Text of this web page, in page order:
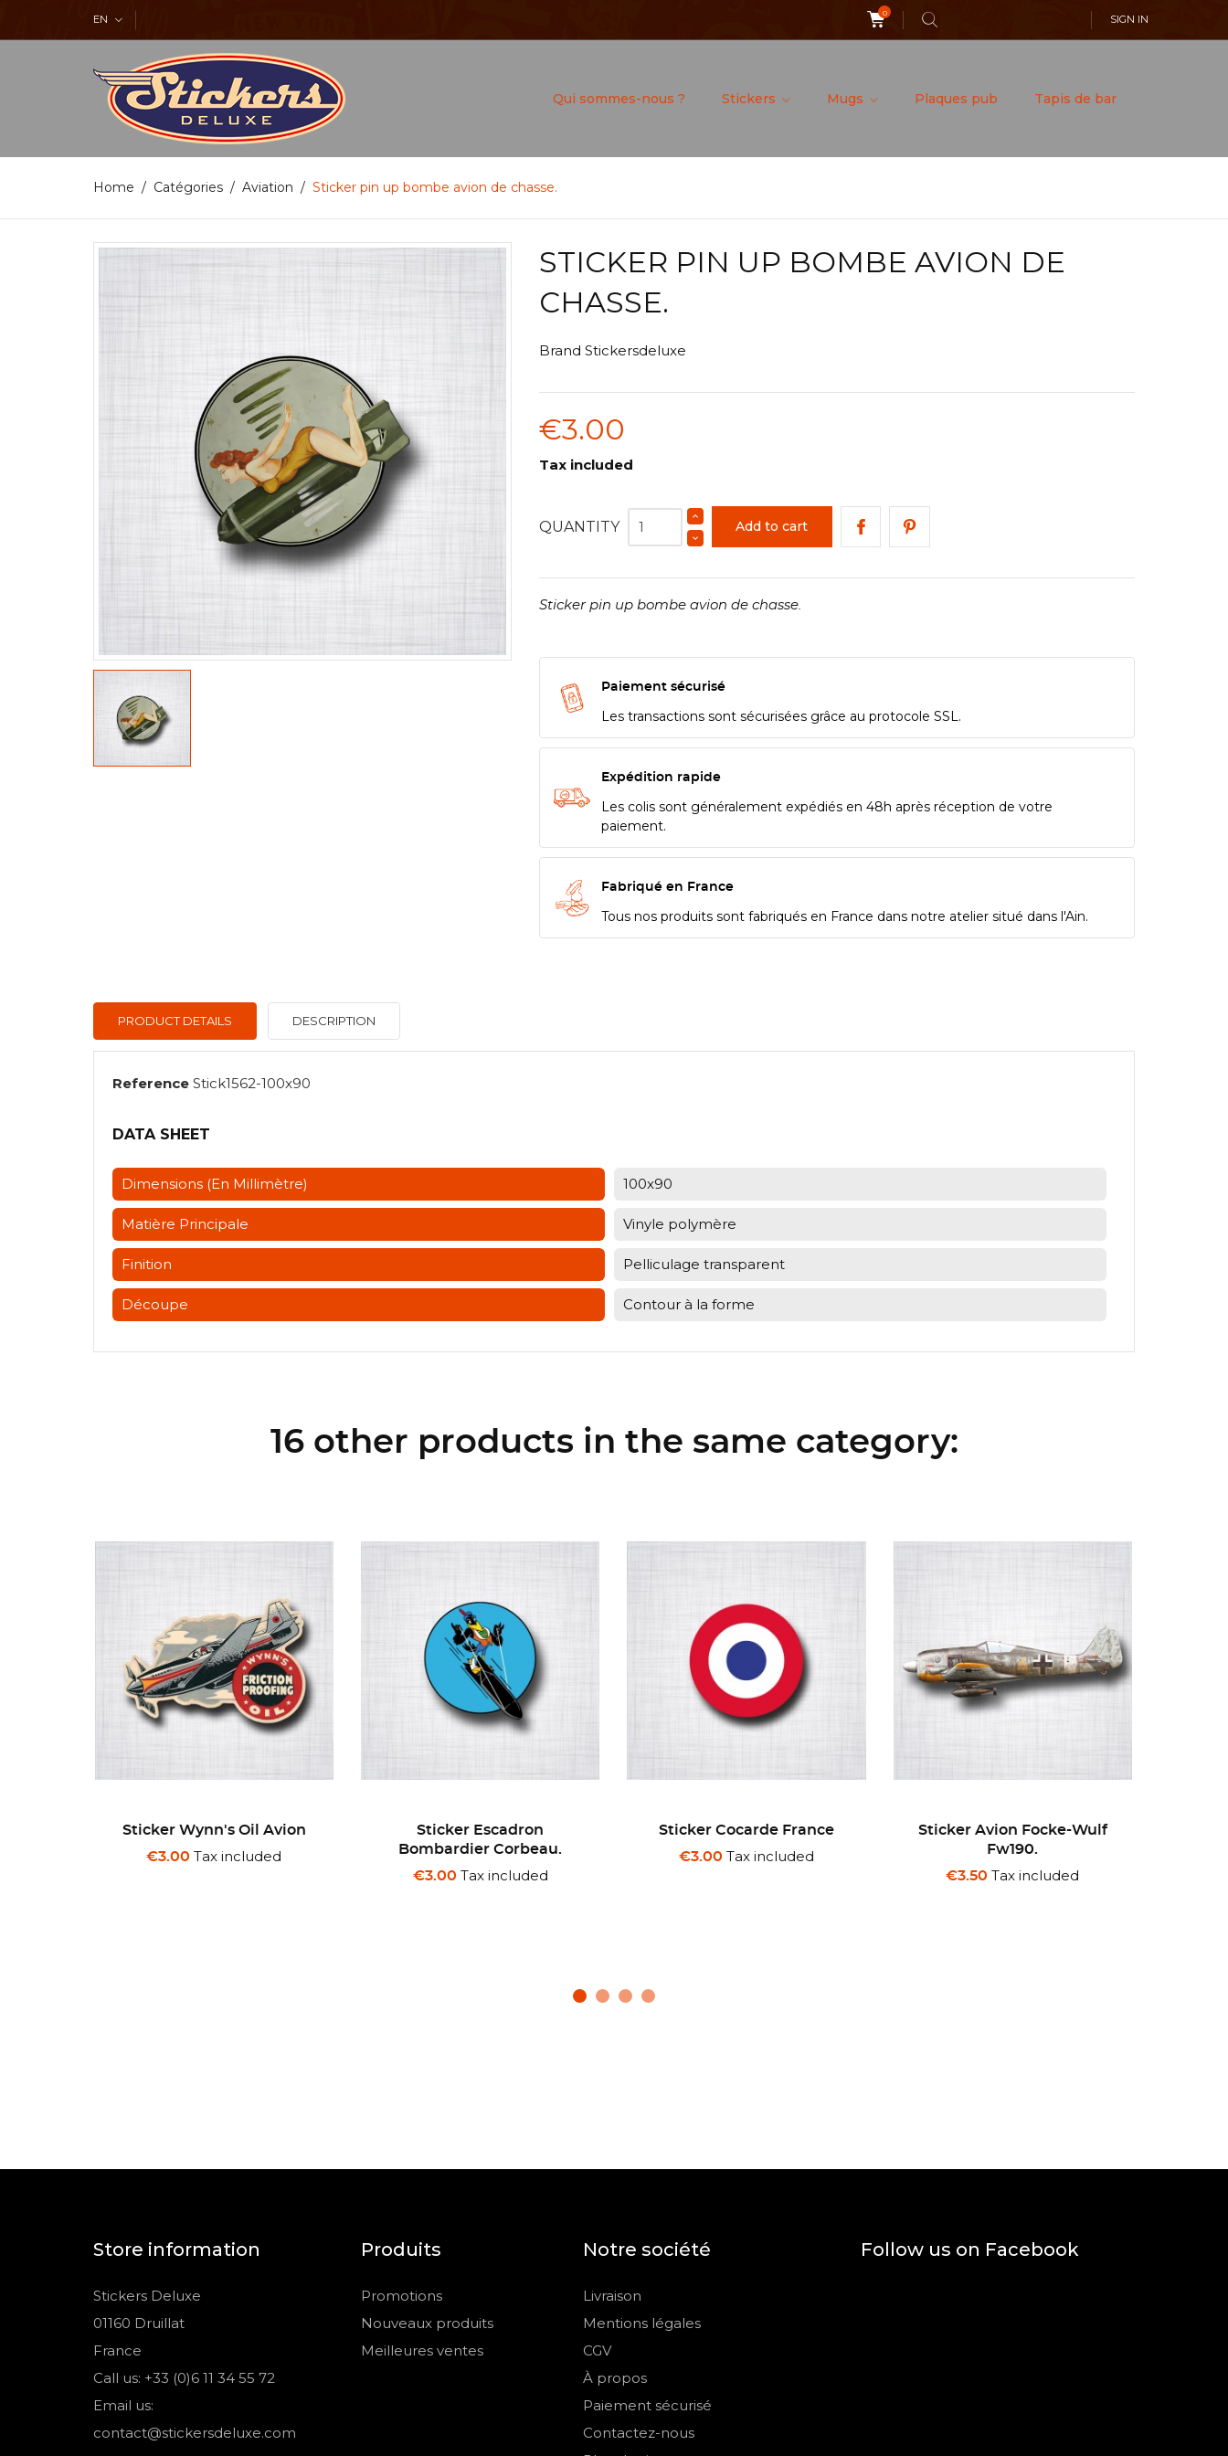
EN 0 SIGN IN
Qui sommes-nous ? Stickers Mugs Plaques pub Tapis de bar
Home Catégories Aviation Sticker pin up bombe avion de chasse.
STICKER PIN UP BOMBE AVION DE
CHASSE.
Brand Stickersdeluxe
€3.00
Tax included
QUANTITY Add to cart
Sticker pin up bombe avion de chasse.
Paiement sécurisé
Les transactions sont sécurisées grâce au protocole SSL.
Expédition rapide
Les colis sont généralement expédiés en 48h après réception de votre
paiement.
Fabriqué en France
Tous nos produits sont fabriqués en France dans notre atelier situé dans l'Ain.
PRODUCT DETAILS DESCRIPTION
Reference Stick1562-100x90
DATA SHEET
Dimensions (en Millimètre) 100x90
Matière Principale Vinyle polymère
Finition Pelliculage transparent
Découpe Contour à la forme
16 other products in the same category:
Sticker Escadron
Bombardier Corbeau.
Sticker Cocarde France
€3.00Tax included
Sticker Avion Focke-Wulf
Fw190.
Stickers Pin-Up Aero
Mechanics Mate
€3.00Tax included
Store information
Stickers Deluxe
01160 Druillat
France
Call us: +33 (0)6 11 34 55 72
Email us:
contact@stickersdeluxe.com
Produits
Promotions
Nouveaux produits
Meilleures ventes
Notre société
Livraison
Mentions légales
CGV
À propos
Paiement sécurisé
Contactez-nous
Follow us on Facebook